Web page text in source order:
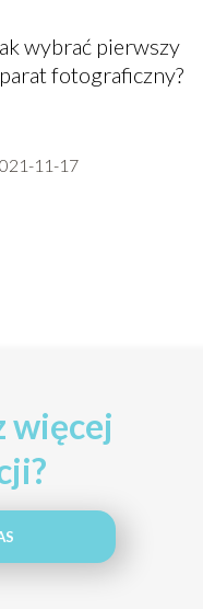
wybrać pierwszy
fotograficzny?
11-17
więcej